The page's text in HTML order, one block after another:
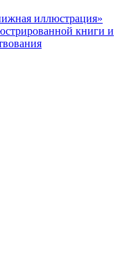
иллюстрация»
книги и